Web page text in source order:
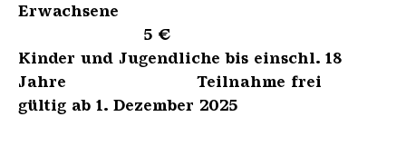
Erwachsene
5 €
Kinder und Jugendliche bis einschl. 18
Jahre Teilnahme frei
gültig ab 1. Dezember 2025